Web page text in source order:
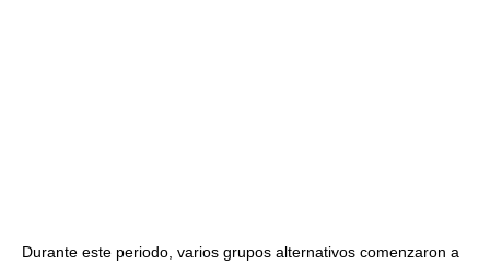
Durante este periodo, varios grupos alternativos comenzaron a